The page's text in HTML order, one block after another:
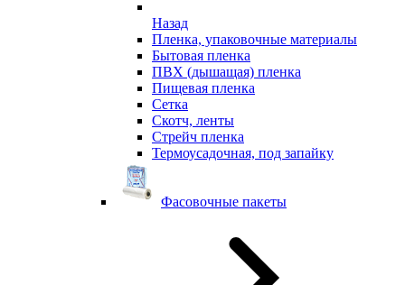
Назад
Пленка, упаковочные материалы
Бытовая пленка
ПВХ (дышащая) пленка
Пищевая пленка
Сетка
Скотч, ленты
Стрейч пленка
Термоусадочная, под запайку
Фасовочные пакеты